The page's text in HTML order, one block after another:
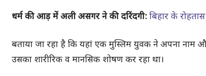
धर्म की आड़ में अली असगर ने की दरिंदगी: बिहार के
बताया जा रहा है कि यहां एक मुस्लिम युवक ने अपना नाम
उसका शारीरिक व मानसिक शोषण कर रहा था।